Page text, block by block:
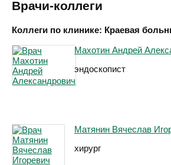
Врачи-коллеги
Коллеги по клинике: Краевая
Махотин Андрей
эндоскопист
Матянин Вячеслав
хирург